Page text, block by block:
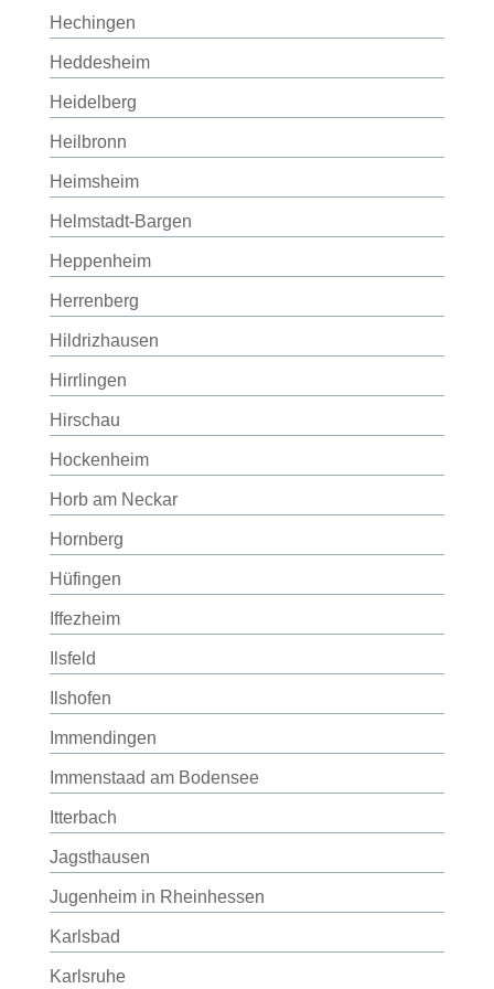
Hechingen
Heddesheim
Heidelberg
Heilbronn
Heimsheim
Helmstadt-Bargen
Heppenheim
Herrenberg
Hildrizhausen
Hirrlingen
Hirschau
Hockenheim
Horb am Neckar
Hornberg
Hüfingen
Iffezheim
Ilsfeld
Ilshofen
Immendingen
Immenstaad am Bodensee
Itterbach
Jagsthausen
Jugenheim in Rheinhessen
Karlsbad
Karlsruhe